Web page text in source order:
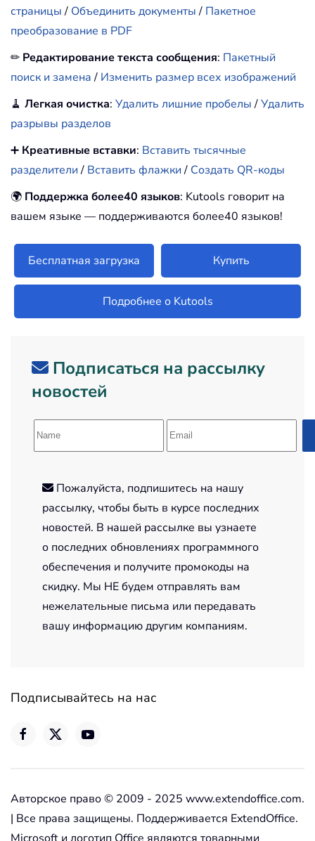
страницы/ Объединить документы/ Пакетное
преобразование в PDF
✏ Редактирование текста сообщения: Пакетный
поиск и замена/ Изменить размер всех изображений
🧹 Легкая очистка: Удалить лишние пробелы/Удалить
разрывы разделов
➕ Креативные вставки: Вставить тысячные
разделители/ Вставить флажки/ Создать QR-коды
🌍 Поддержка более40 языков: Kutools говорит на
вашем языке — поддерживаются более40 языков!
Бесплатная загрузка Купить
Подробнее о Kutools
Подписаться на рассылку
новостей
Пожалуйста, подпишитесь на нашу
рассылку, чтобы быть в курсе последних
новостей. В нашей рассылке вы узнаете
о последних обновлениях программного
обеспечения и получите промокоды на
скидку. Мы НЕ будем отправлять вам
нежелательные письма или передавать
вашу информацию другим компаниям.
Подписывайтесь на нас
Авторское право © 2009 - 2025 www.extendoffice.com.
| Все права защищены. Поддерживается ExtendOffice.
Microsoft и логотип Office являются товарными